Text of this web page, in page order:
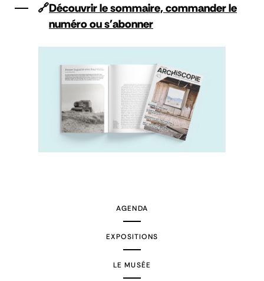
🔗Découvrir le sommaire, commander le
numéro ou s'abonner
AGENDA
EXPOSITIONS
LE MUSÉE